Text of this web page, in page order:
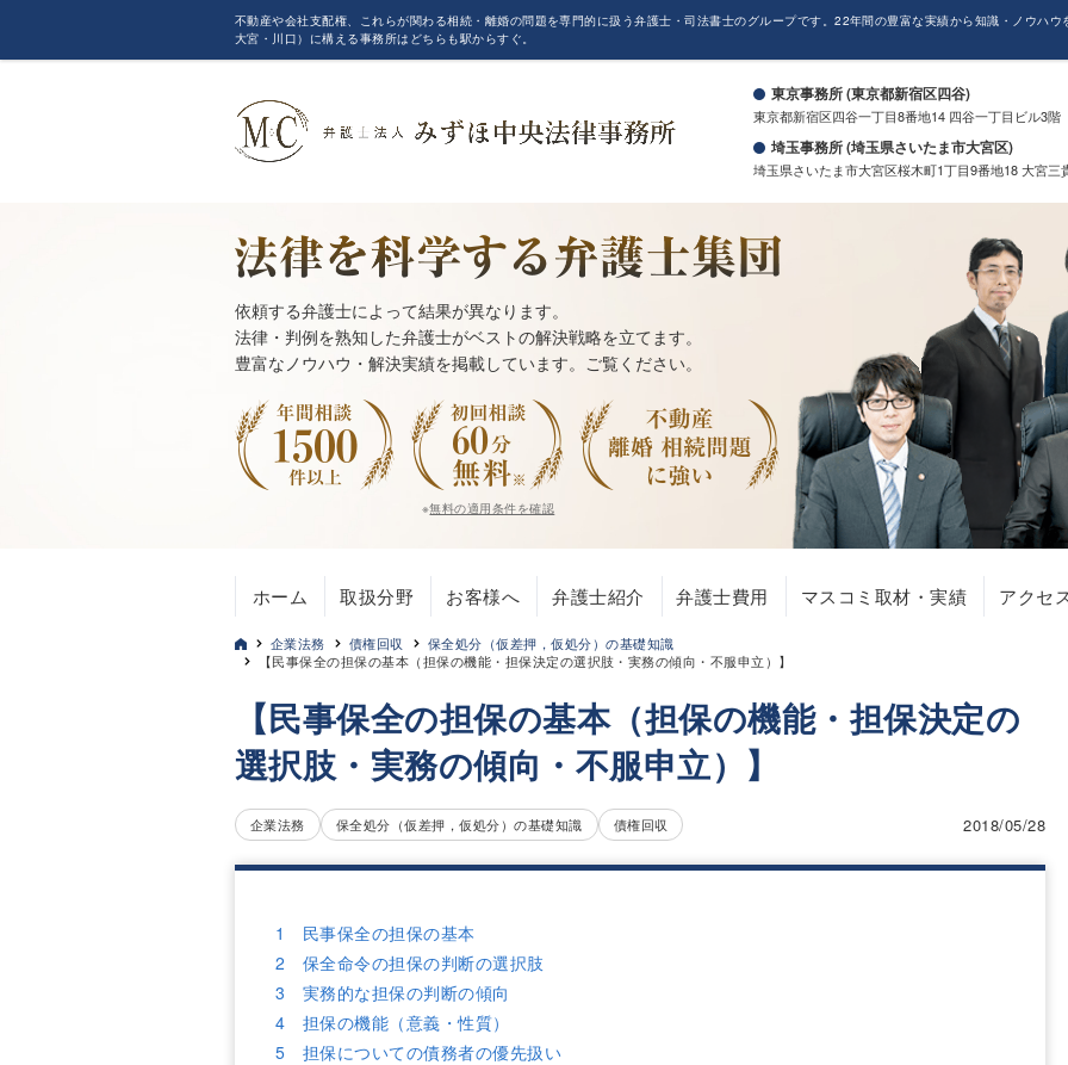
不動産や会社支配権、これらが関わる相続・離婚の問題を専門的に扱う弁護士・司法書士のグループです。22年間の豊富な実績から知識・ノウハ
大宮・川口）に構える事務所はどちらも駅からすぐ。
東京事務所 (東京都新宿区四谷)
東京都新宿区四谷一丁目8番地14 四谷一丁目ビル3階
埼玉事務所 (埼玉県さいたま市大宮区)
埼玉県さいたま市大宮区桜木町1丁目9番地18 大宮三
依頼する弁護士によって結果が異なります。
法律・判例を熟知した弁護士がベストの解決戦略を立てます。
豊富なノウハウ・解決実績を掲載しています。ご覧ください。
※無料の適用条件を確認
ホーム 取扱分野 お客様へ 弁護士紹介 弁護士費用 マスコミ取材・実績 アクセ
企業法務 債権回収
保全処分（仮差押，仮処分）の基礎知識
【民事保全の担保の基本（担保の機能・担保決定の選択肢・実務の傾向・不服申立）】
【民事保全の担保の基本（担保の機能・担保決定の
選択肢・実務の傾向・不服申立）】
企業法務 保全処分（仮差押，仮処分）の基礎知識 債権回収 2018/05/28
1 民事保全の担保の基本
2 保全命令の担保の判断の選択肢
3 実務的な担保の判断の傾向
4 担保の機能（意義・性質）
5 担保についての債務者の優先扱い